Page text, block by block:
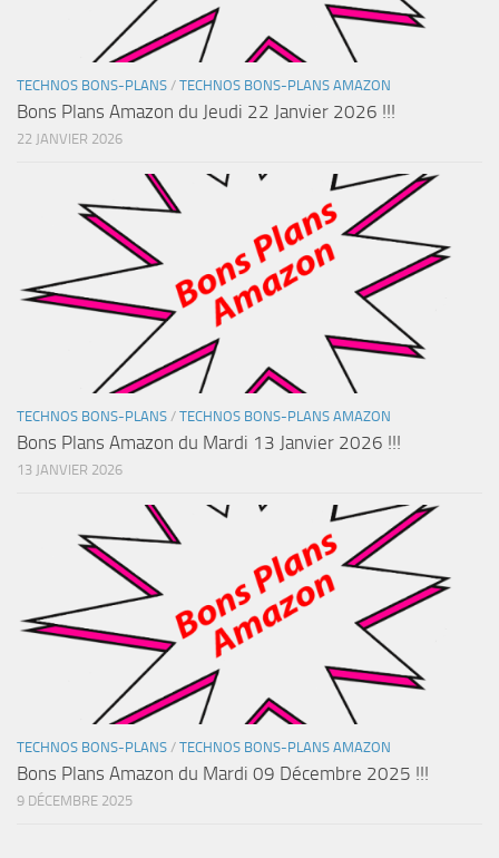
TECHNOS BONS-PLANS / TECHNOS BONS-PLANS AMAZON
Bons Plans Amazon du Jeudi 22 Janvier 2026 !!!
22 JANVIER 2026
TECHNOS BONS-PLANS / TECHNOS BONS-PLANS AMAZON
Bons Plans Amazon du Mardi 13 Janvier 2026 !!!
13 JANVIER 2026
TECHNOS BONS-PLANS / TECHNOS BONS-PLANS AMAZON
Bons Plans Amazon du Mardi 09 Décembre 2025 !!!
9 DÉCEMBRE 2025